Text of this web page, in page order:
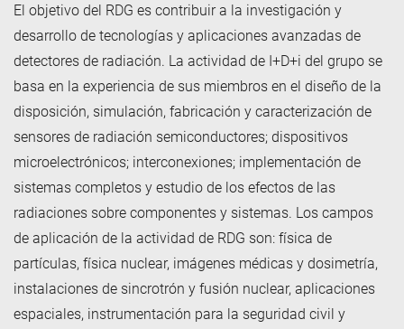
El objetivo del RDG es contribuir a la investigación y
desarrollo de tecnologías y aplicaciones avanzadas de
detectores de radiación. La actividad de I+D+i del grupo se
basa en la experiencia de sus miembros en el diseño de la
disposición, simulación, fabricación y caracterización de
sensores de radiación semiconductores; dispositivos
microelectrónicos; interconexiones; implementación de
sistemas completos y estudio de los efectos de las
radiaciones sobre componentes y sistemas. Los campos
de aplicación de la actividad de RDG son: física de
partículas, física nuclear, imágenes médicas y dosimetría,
instalaciones de sincrotrón y fusión nuclear, aplicaciones
espaciales, instrumentación para la seguridad civil y